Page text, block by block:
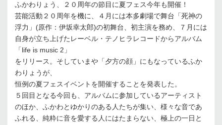
ふかわりょう、２０周年の節目に夏フェス今年も開催！
芸能活動２０周年を機に、４月には本多劇場で舞台「死神の
浮力」(原作：伊坂幸太郎)の初舞台、初主演を務め、７月には
自身が立ち上げたレーベル・テノヒラレコードからアルバム
「life is music 2」
をリリース。そしていまや「夕方の顔」にもなっているふか
わりょうが、
恒例の夏フェスイベントを開催することを発表した。
５回目となる今回も、アルバムに参加しているアーティスト
のほか、ふかわとゆかりのある人たちが集い、様々な音であ
ふれる、純粋に音を愛する人にはたまらない、極上の一日と